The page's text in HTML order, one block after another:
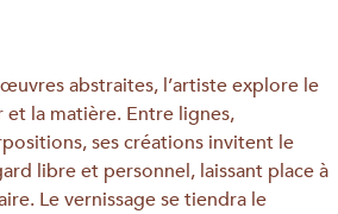
abstraites, l’artiste explore le
la matière. Entre lignes,
ses créations invitent le
libre et personnel, laissant place à
Le vernissage se tiendra le